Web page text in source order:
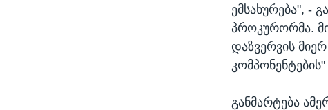
ემსახურება", -
პროკურორმა.
დაზვერვის
განმარტება